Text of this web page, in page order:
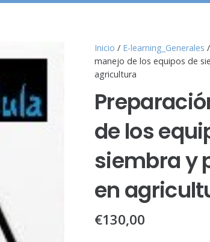
Inicio / E-learning_Generales
manejo de los equipos de
agricultura
de los
siembra y
en
€130,00